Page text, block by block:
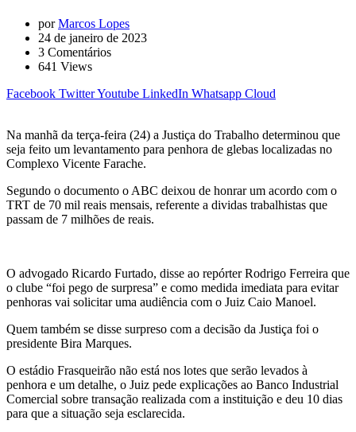
porMarcos Lopes
24 de janeiro de 2023
3 Comentários
641 Views
Facebook TwitterYoutube LinkedIn Whatsapp Cloud
Na manhã da terça-feira (24) a Justiça do Trabalho determinou que
seja feito um levantamento para penhora de glebas localizadas no
Complexo Vicente Farache.
Segundo o documento o ABC deixou de honrar um acordo com o
TRT de 70 mil reais mensais, referente a dividas trabalhistas que
passam de 7 milhões de reais.
O advogado Ricardo Furtado, disse ao repórter Rodrigo Ferreira que
o clube “foi pego de surpresa” e como medida imediata para evitar
penhoras vai solicitar uma audiência com o Juiz Caio Manoel.
Quem também se disse surpreso com a decisão da Justiça foi o
presidente Bira Marques.
O estádio Frasqueirão não está nos lotes que serão levados à
penhora e um detalhe, o Juiz pede explicações ao Banco Industrial
Comercial sobre transação realizada com a instituição e deu 10 dias
para que a situação seja esclarecida.